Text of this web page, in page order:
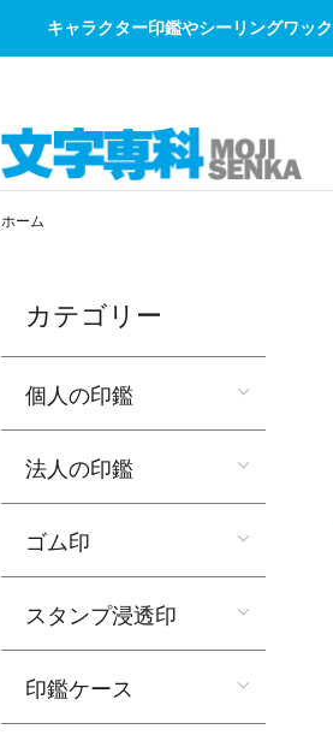
キャラクター印鑑やシーリングワッ
ホーム
カテゴリー
個人の印鑑
法人の印鑑
ゴム印
スタンプ浸透印
印鑑ケース